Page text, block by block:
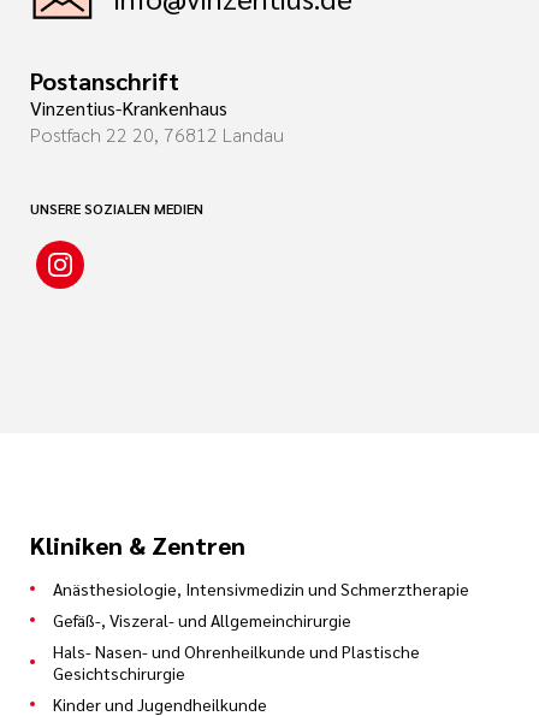
Postanschrift
Vinzentius-Krankenhaus
Postfach 22 20, 76812 Landau
UNSERE SOZIALEN MEDIEN
Kliniken & Zentren
Anästhesiologie, Intensivmedizin und Schmerztherapie
Gefäß-, Viszeral- und Allgemeinchirurgie
Hals- Nasen- und Ohrenheilkunde und Plastische
Gesichtschirurgie
Kinder und Jugendheilkunde